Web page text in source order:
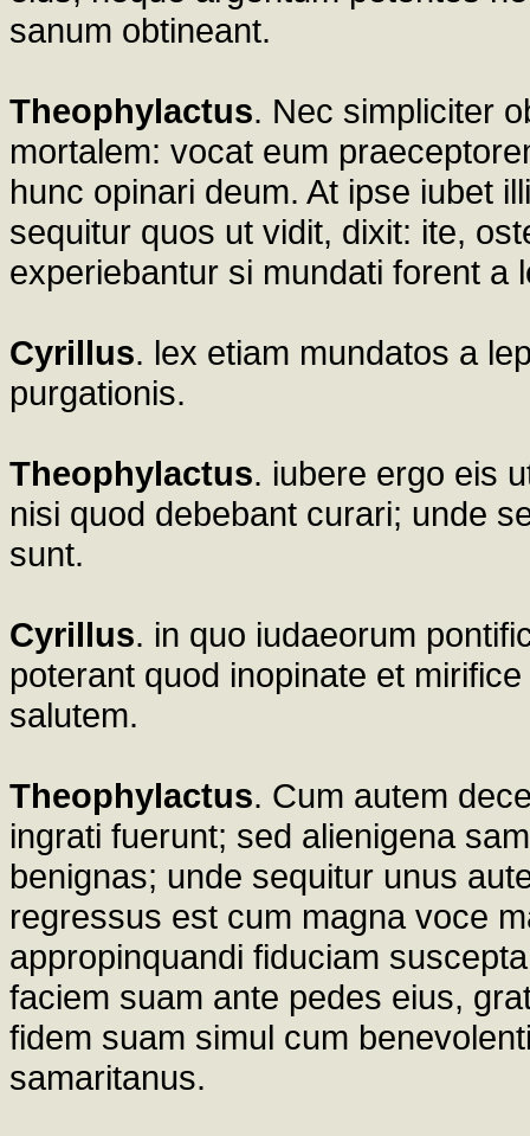
sanum obtineant.
Theophylactus. Nec simpliciter
mortalem: vocat eum
hunc opinari deum. At ipse iubet
sequitur quos ut vidit, dixit: ite,
experiebantur si mundati forent a
Cyrillus. lex etiam mundatos a
purgationis.
Theophylactus. iubere ergo eis
nisi quod debebant curari; unde
sunt.
Cyrillus. in quo iudaeorum
poterant quod inopinate et
salutem.
Theophylactus. Cum autem
ingrati fuerunt; sed alienigena
benignas; unde sequitur unus
regressus est cum magna voce
appropinquandi fiduciam
faciem suam ante pedes eius,
fidem suam simul cum
samaritanus.